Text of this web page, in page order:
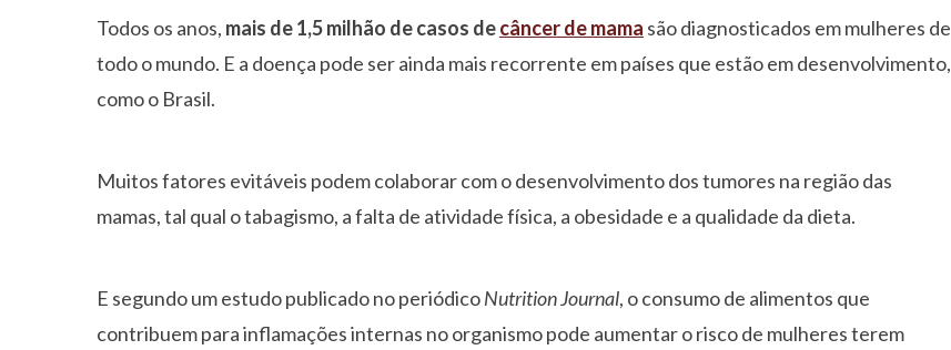
Todos os anos, mais de 1,5 milhão de casos decâncer de mama são diagnosticados em mulheres de
todo o mundo. E a doença pode ser ainda mais recorrente em países que estão em desenvolvimento,
como o Brasil.
Muitos fatores evitáveis podem colaborar com o desenvolvimento dos tumores na região das
mamas, tal qual o tabagismo, a falta de atividade física, a obesidade e a qualidade da dieta.
E segundo um estudo publicado no periódicoNutrition Journal, o consumo de alimentos que
contribuem para inflamações internas no organismo pode aumentar o risco de mulheres terem